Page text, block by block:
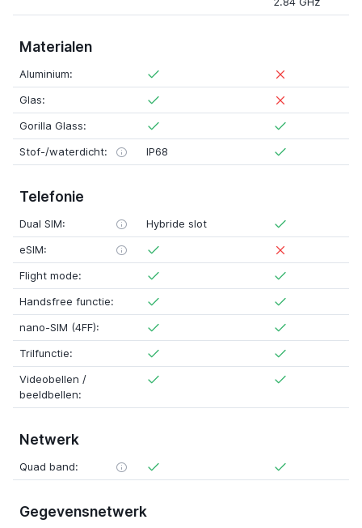
Materialen
Aluminium:
Glas:
Gorilla Glass:
Stof-/waterdicht:
IP68
Telefonie
Dual SIM:
Hybride slot
eSIM:
Flight mode:
Handsfree functie:
nano-SIM (4FF):
Trilfunctie:
Videobellen /
beeldbellen:
Netwerk
Quad band:
Gegevensnetwerk